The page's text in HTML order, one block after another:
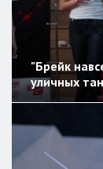
"Брейк
уличных